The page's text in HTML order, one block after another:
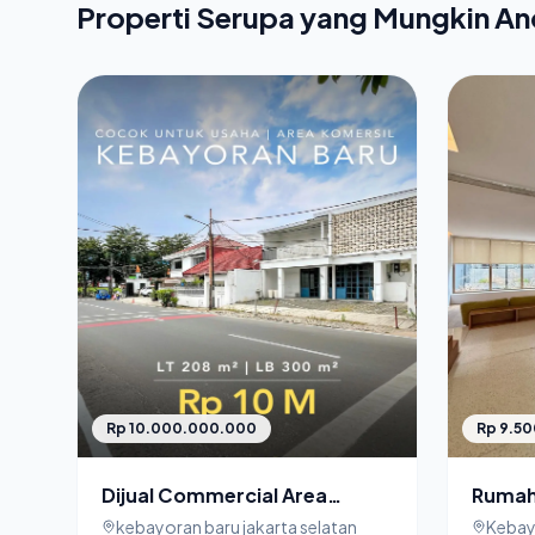
Properti Serupa yang Mungkin
Rp 10.000.000.000
Dijual Commercial Area
Kebayoran Baru Cocok Untuk
kebayoran baru jakarta selatan
Rp
Area